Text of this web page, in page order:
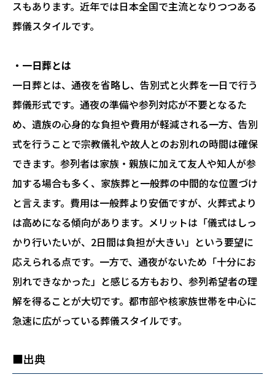
スもあります。近年では日本全国で主流となりつつある
葬儀スタイルです。
・一日葬とは
一日葬とは、通夜を省略し、告別式と火葬を一日で行う
葬儀形式です。通夜の準備や参列対応が不要となるた
め、遺族の心身的な負担や費用が軽減される一方、告別
式を行うことで宗教儀礼や故人とのお別れの時間は確保
できます。参列者は家族・親族に加えて友人や知人が参
加する場合も多く、家族葬と一般葬の中間的な位置づけ
と言えます。費用は一般葬より安価ですが、火葬式より
は高めになる傾向があります。メリットは「儀式はしっ
かり行いたいが、2日間は負担が大きい」という要望に
応えられる点です。一方で、通夜がないため「十分にお
別れできなかった」と感じる方もおり、参列希望者の理
解を得ることが大切です。都市部や核家族世帯を中心に
急速に広がっている葬儀スタイルです。
■出典